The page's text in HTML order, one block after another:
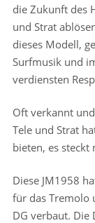
die Zukunft des
und Strat
dieses Modell,
Surfmusik und
verdiensten
Oft verkannt
Tele und Strat
bieten, es
Diese JM1958
für das Tremolo
DG verbaut. Die